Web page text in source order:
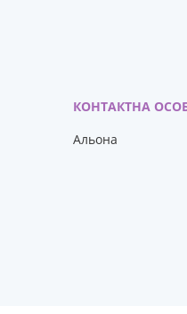
Альона